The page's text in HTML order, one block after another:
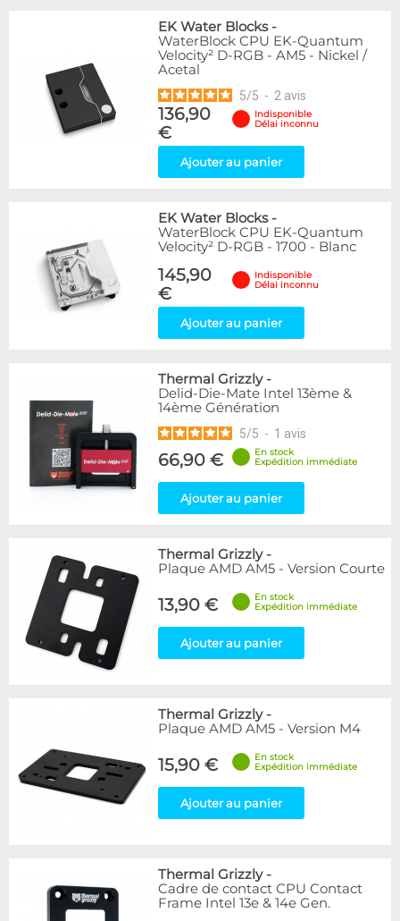
EK Water Blocks-
WaterBlock CPU EK-Quantum
Velocity² D-RGB - AM5 - Nickel /
Acetal
5/5 - 2 avis
136,90
€
Indisponible
Délai inconnu
Ajouter au panier
EK Water Blocks-
WaterBlock CPU EK-Quantum
Velocity² D-RGB - 1700 - Blanc
145,90
€
Indisponible
Délai inconnu
Ajouter au panier
Thermal Grizzly-
Delid-Die-Mate Intel 13ème &
14ème Génération
5/5 - 1 avis
66,90 €
En stock
Expédition immédiate
Ajouter au panier
Thermal Grizzly-
Plaque AMD AM5 - Version Courte
13,90 €
En stock
Expédition immédiate
Ajouter au panier
Thermal Grizzly-
Plaque AMD AM5 - Version M4
15,90 €
En stock
Expédition immédiate
Ajouter au panier
Thermal Grizzly-
Cadre de contact CPU Contact
Frame Intel 13e & 14e Gen.